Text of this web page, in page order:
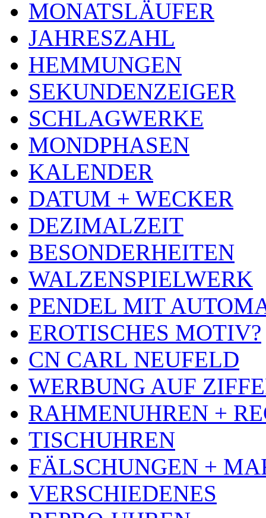
MONATSLÄUFER
JAHRESZAHL
HEMMUNGEN
SEKUNDENZEIGER
SCHLAGWERKE
MONDPHASEN
KALENDER
DATUM + WECKER
DEZIMALZEIT
BESONDERHEITEN
WALZENSPIELWERK
PENDEL MIT
EROTISCHES MOTIV?
CN CARL NEUFELD
WERBUNG AUF
RAHMENUHREN +
TISCHUHREN
FÄLSCHUNGEN +
VERSCHIEDENES